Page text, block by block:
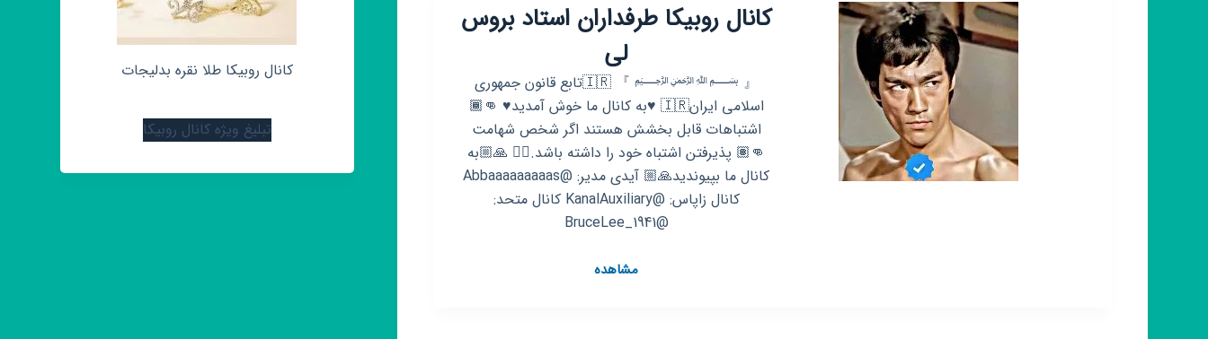
علی
جنگی
کانال روبیکا طرفداران استاد بروس
لی
『 ﷽ 』 🇮🇷تابع قانون جمهوری
اسلامی ایران🇮🇷 ♥️به کانال ما خوش آمدید♥️ 👊🏾
اشتباهات قابل بخشش هستند اگر شخص شهامت
👊🏽 پذیرفتن اشتباه خود را داشته باشد.✌🏾 🙏🏼به
کانال ما بپیوندید🙏🏼 آیدی مدیر: @Abbaaaaaaaaas
کانال زاپاس: @KanalAuxiliary کانال متحد:
@BruceLee_1941
مشاهدهکانال
کانال روبیکا طلا نقره بدلیجات
تبلیغ ویژه کانال روبیکا